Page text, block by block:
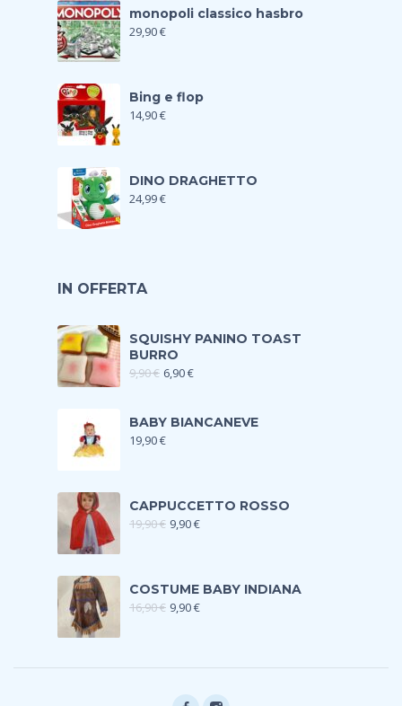
monopoli classico hasbro
29,90€
Bing e flop
14,90€
DINO DRAGHETTO
24,99€
IN OFFERTA
SQUISHY PANINO TOAST
BURRO
9,90€ 6,90€
BABY BIANCANEVE
19,90€
CAPPUCCETTO ROSSO
19,90€ 9,90€
COSTUME BABY INDIANA
16,90€ 9,90€